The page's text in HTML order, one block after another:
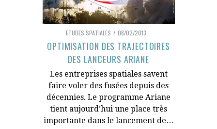
ETUDES SPATIALES 08/02/2013
OPTIMISATION DES TRAJECTOIRES
DES LANCEURS ARIANE
Les entreprises spatiales savent
faire voler des fusées depuis des
décennies. Le programme Ariane
tient aujourd’hui une place très
importante dans le lancement de…